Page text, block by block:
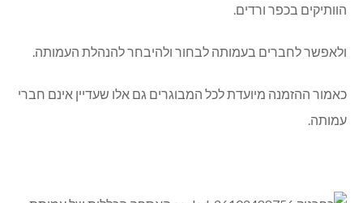
הוותיקים בכפר ורדים.
ולאפשר לחברים בעמותה לבחור ולהיבחר להנהלת העמותה.
כאמור ההזמנה מיועדת לכל המבוגרים גם אלו שעדיין אינם חברי
עמותה.